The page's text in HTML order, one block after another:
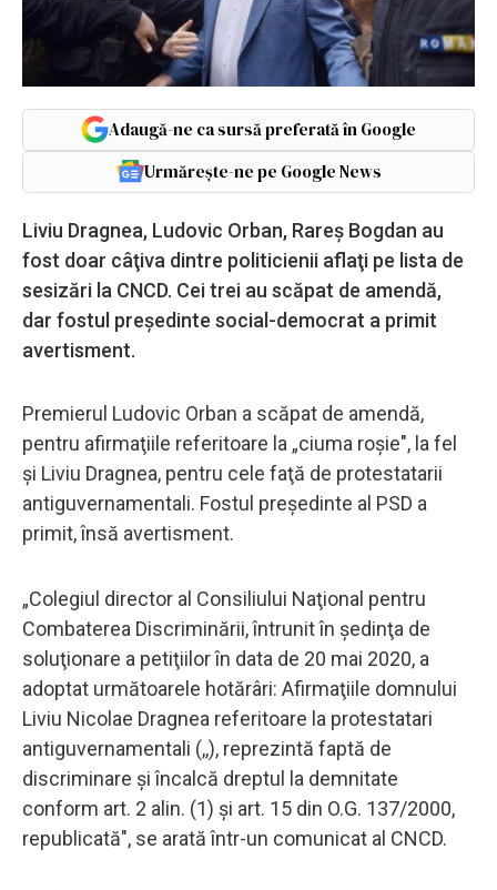
Adaugă-ne ca sursă preferată în Google
Urmărește-ne pe Google News
Liviu Dragnea, Ludovic Orban, Rareş Bogdan au
fost doar câţiva dintre politicienii aflaţi pe lista de
sesizări la CNCD. Cei trei au scăpat de amendă,
dar fostul preşedinte social-democrat a primit
avertisment.
Premierul Ludovic Orban a scăpat de amendă,
pentru afirmaţiile referitoare la „ciuma roşie", la fel
şi Liviu Dragnea, pentru cele faţă de protestatarii
antiguvernamentali. Fostul preşedinte al PSD a
primit, însă avertisment.
„Colegiul director al Consiliului Naţional pentru
Combaterea Discriminării, întrunit în şedinţa de
soluţionare a petiţiilor în data de 20 mai 2020, a
adoptat următoarele hotărâri: Afirmaţiile domnului
Liviu Nicolae Dragnea referitoare la protestatari
antiguvernamentali (,,), reprezintă faptă de
discriminare şi încalcă dreptul la demnitate
conform art. 2 alin. (1) şi art. 15 din O.G. 137/2000,
republicată", se arată într-un comunicat al CNCD.